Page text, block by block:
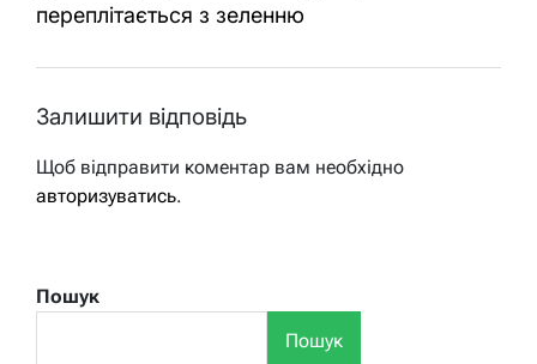
переплітається з зеленню
Залишити відповідь
Щоб відправити коментар вам необхідно
авторизуватись.
Пошук
Пошук